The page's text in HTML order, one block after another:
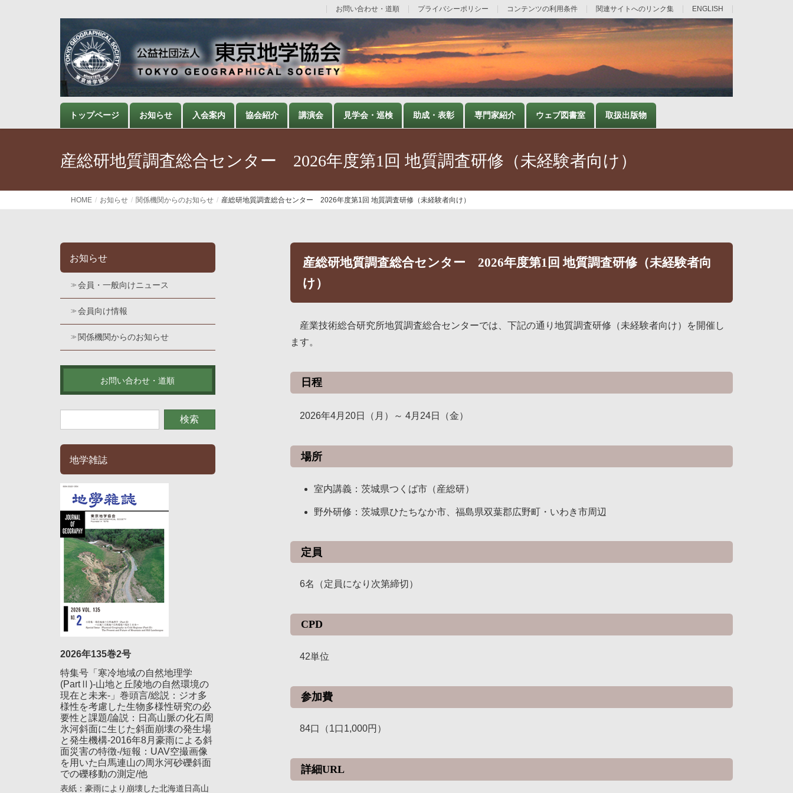
お問い合わせ・道順 プライバシーポリシー コンテンツの利用条件 関連サイトへのリンク集 ENGLISH
トップページ お知らせ 入会案内 協会紹介 講演会 見学会・巡検 助成・表彰 専門家紹介 ウェブ図書室 取扱出版物
産総研地質調査総合センター 2026年度第1回 地質調査研修（未経験者向け）
HOME お知らせ 関係機関からのお知らせ 産総研地質調査総合センター 2026年度第1回 地質調査研修（未経験者向け）
産総研地質調査総合センター 2026年度第1回 地質調査研修（未経験者向
け）
産業技術総合研究所地質調査総合センターでは、下記の通り地質調査研修（未経験者向け）を開催し
ます。
日程
2026年4月20日（月）～ 4月24日（金）
場所
室内講義：茨城県つくば市（産総研）
野外研修：茨城県ひたちなか市、福島県双葉郡広野町・いわき市周辺
定員
6名（定員になり次第締切）
CPD
42単位
参加費
84口（1口1,000円）
詳細URL
お知らせ
会員・一般向けニュース
会員向け情報
関係機関からのお知らせ
お問い合わせ・道順
地学雑誌
2026年135巻2号
特集号「寒冷地域の自然地理学
(PartⅡ)-山地と丘陵地の自然環境の
現在と未来-」巻頭言/総説：ジオ多
様性を考慮した生物多様性研究の必
要性と課題/論説：日高山脈の化石周
氷河斜面に生じた斜面崩壊の発生場
と発生機構-2016年8月豪雨による斜
面災害の特徴-/短報：UAV空撮画像
を用いた白馬連山の周氷河砂礫斜面
での礫移動の測定/他
表紙：豪雨により崩壊した北海道日高山